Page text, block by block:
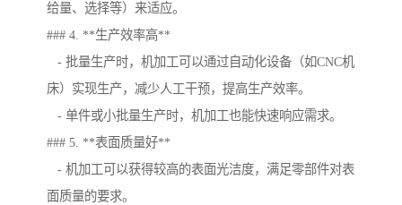
给量、选择等）来适应。
### 4. **生产效率高**
- 批量生产时，机加工可以通过自动化设备（如CNC机
床）实现生产，减少人工干预，提高生产效率。
- 单件或小批量生产时，机加工也能快速响应需求。
### 5. **表面质量好**
- 机加工可以获得较高的表面光洁度，满足零部件对表
面质量的要求。